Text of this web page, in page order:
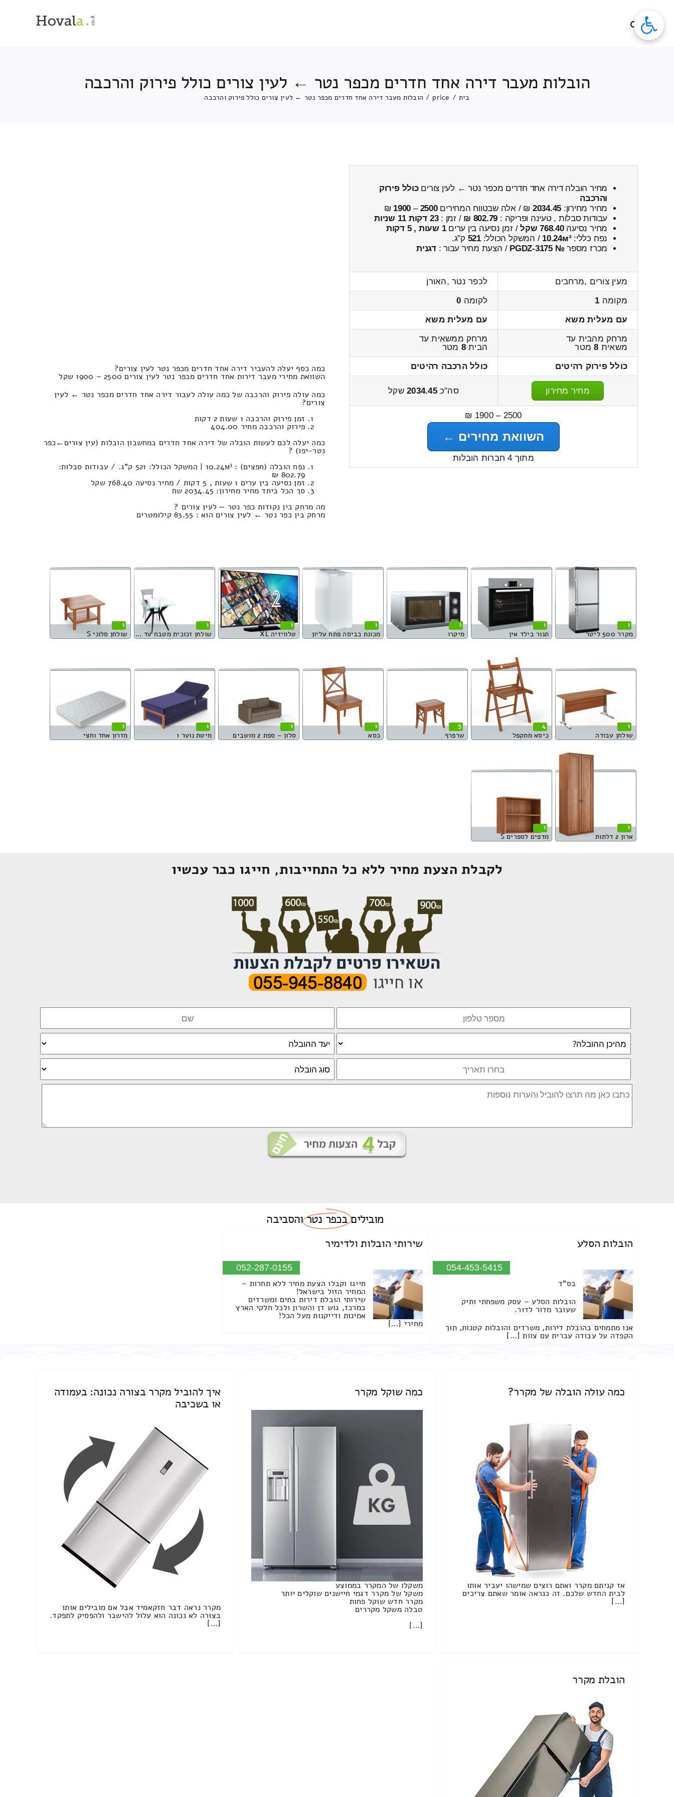
הובלות מעבר דירה אחד חדרים מכפר נטר ← לעין צורים כולל פירוק והרכבה
בית /
price
/ הובלות מעבר דירה אחד חדרים מכפר נטר ← לעין צורים כולל פירוק והרכבה
מחיר הובלה דירה אחד חדרים מכפר נטר ← לעין צוריםכולל פירוק
והרכבה
מחיר מחירון: 2034.45 ₪ / אלה שבטווח המחירים2500
–
1900
₪
עבודות סבלות , טעינה ופריקה : 802.79 ₪ / זמן :23 דקות 11 שניות
מחיר נסיעה768.40 שקל / זמן נסיעה בין ערים1 שעות , 5 דקות
נפח כללי:10.24м³ / המשקל הכולל:521 ק”ג.
מכרז מספר № PGDZ-3175 / הצעת מחיר עבור :דגנית
מעין צורים ,מרחבים
לכפר נטר ,האורן
מקומה 1 לקומה 0
עם מעלית משא
עם מעלית משא
מרחק מהבית עד
משאית 8מטר
מרחק ממשאית עד
הבית8 מטר
כולל פירוק רהיטים
כולל הרכבה רהיטים
מחיר מחירון סה"כ2034.45שקל
2500 – 1900 ₪
השוואת מחירים ←
מתוך 4 חברות הובלות
כמה כסף יעלה להעביר דירה אחד חדרים מכפר נטר לעין צורים?
השוואת מחירי מעבר דירות אחד חדרים מכפר נטר לעין צורים 2500 – 1900 שקל
כמה עולה פירוק והרכבה של כמה עולה לעבור דירה אחד חדרים מכפר נטר ← לעין
צורים?
זמן פירוק והרכבה 1 שעות 2 דקות
פירוק והרכבה מחיר 404.00
כמה יעלה לכם לעשות הובלה של דירה אחד חדרים במחשבון הובלות (עין צורים‎←‏כפר
נטר-יפו) ?
נפח הובלה (חפצים) : 10.24м³ | המשקל הכולל: 521 ק”ג. / עבודות סבלות:
802.79 ₪
זמן נסיעה בין ערים 1 שעות , 5 דקות / מחיר נסיעה 768.40 שקל
סך הכל ביחד מחיר מחירון: 2034.45 שח
מה מרחק בין נקודות כפר נטר — לעין צורים ?
מרחק בין כפר נטר ← לעין צורים הוא : 83.55 קילומטרים
1
מקרר 500 ליטר
1
תנור בילד אין
1
מיקרו
1
מכונת כביסה פתח עליון
1
טלוויזיה XL
1
שולחן זכוכית מטבח עד 4 סועדים
1
שולחן סלוני S
1
שולחן עבודה
4
כיסא מתקפל
5
שרפרף
1
כסא
1
סלון – ספת 2 מושבים
1
מיטת נוער 1
1
מזרון אחד וחצי
1
ארון 2 דלתות
1
מדפים לספרים S
לקבלת הצעת מחיר ללא כל התחייבות, חייגו כבר עכשיו
מוביליםבכפר נטרוהסביבה
הובלות הסלע
054-453-5415
בס"ד
הובלות הסלע – עסק משפחתי ותיק
שעובר מדור לדור.
אנו מתמחים בהובלת דירות, משרדים והובלות קטנות, תוך
הקפדה על עבודה עברית עם צוות […]
שירותי הובלות ולדימיר
052-287-0155
חייגו וקבלו הצעת מחיר ללא תחרות –
המחיר הזול בישראל!
שירותי הובלת דירות בתים ומשרדים
במרכז, גוש דן והשרון ולכל חלקי הארץ
אמינות ודייקנות מעל הכל!
מחירי […]
כמה עולה הובלה של מקרר?
אז קניתם מקרר ואתם רוצים שמישהו יעביר אותו
לבית החדש שלכם. זה כנראה אומר שאתם צריכים
[…]
כמה שוקל מקרר
משקלו של המקרר בממוצע
משקל של מקרר דגמי חיישנים שוקלים יותר
מקרר חדש שוקל פחות
טבלה משקל מקררים
[…]
איך להוביל מקרר בצורה נכונה: בעמודה
או בשכיבה
מקרר נראה דבר חזקאמיד אבל אם מובילים אותו
בצורה לא נכונה הוא עלול להישבר ולהפסיק לתפקד.
[…]
הובלת מקרר